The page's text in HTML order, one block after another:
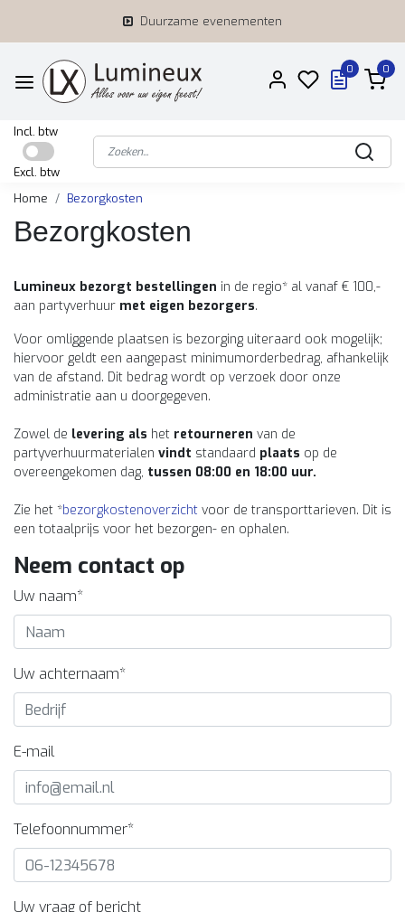
Duurzame evenementen
0 0
Incl. btw
Excl. btw
Home
Bezorgkosten
Bezorgkosten
Lumineux bezorgt bestellingen in de regio* al vanaf € 100,-
aan partyverhuur met eigen bezorgers.
Voor omliggende plaatsen is bezorging uiteraard ook mogelijk;
hiervoor geldt een aangepast minimumorderbedrag, afhankelijk
van de afstand. Dit bedrag wordt op verzoek door onze
administratie aan u doorgegeven.
Zowel de levering als het retourneren van de
partyverhuurmaterialen vindt standaard plaats op de
overeengekomen dag, tussen 08:00 en 18:00 uur.
Zie het *bezorgkostenoverzicht voor de transporttarieven. Dit is
een totaalprijs voor het bezorgen- en ophalen.
Neem contact op
Uw naam*
Uw achternaam*
E-mail
Telefoonnummer*
Uw vraag of bericht